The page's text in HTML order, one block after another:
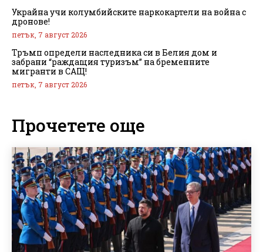
Украйна учи колумбийските наркокартели на война с
дронове!
петък, 7 август 2026
Тръмп определи наследника си в Белия дом и
забрани “раждащия туризъм” на бременните
мигранти в САЩ!
петък, 7 август 2026
Прочетете още